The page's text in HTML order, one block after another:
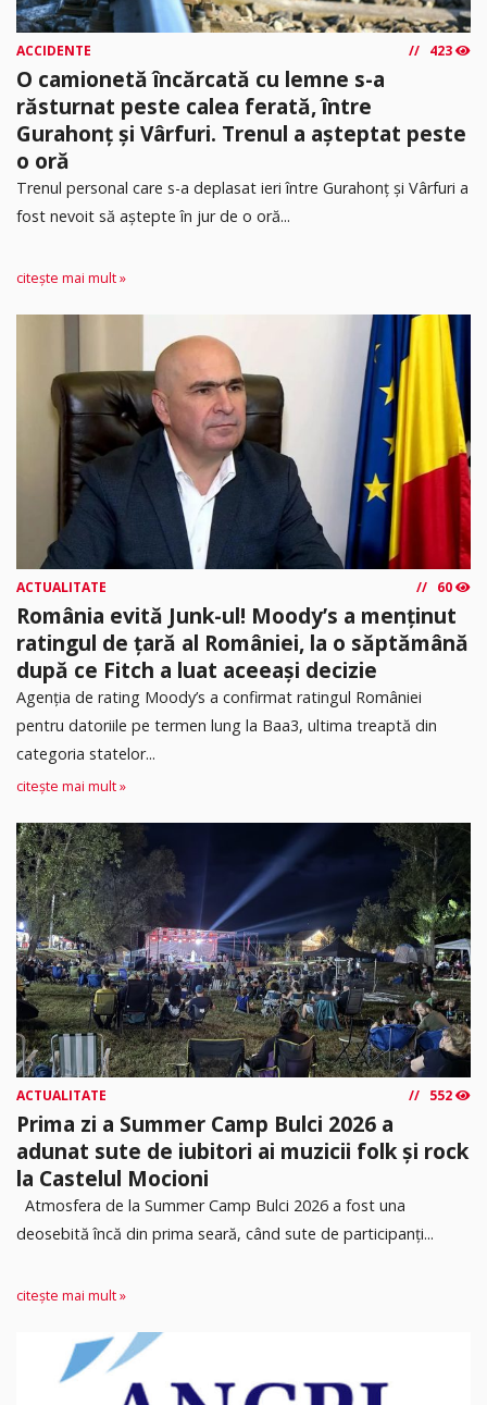
ACCIDENTE 423
O camionetă încărcată cu lemne s-a
răsturnat peste calea ferată, între
Gurahonț și Vârfuri. Trenul a așteptat peste
o oră
Trenul personal care s-a deplasat ieri între Gurahonț și Vârfuri a
fost nevoit să aștepte în jur de o oră...
citește mai mult »
ACTUALITATE 60
România evită Junk-ul! Moody’s a menținut
ratingul de țară al României, la o săptămână
după ce Fitch a luat aceeași decizie
Agenția de rating Moody’s a confirmat ratingul României
pentru datoriile pe termen lung la Baa3, ultima treaptă din
categoria statelor...
citește mai mult »
ACTUALITATE 552
Prima zi a Summer Camp Bulci 2026 a
adunat sute de iubitori ai muzicii folk și rock
la Castelul Mocioni
Atmosfera de la Summer Camp Bulci 2026 a fost una
deosebită încă din prima seară, când sute de participanți...
citește mai mult »